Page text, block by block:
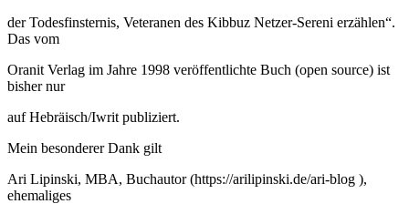
der Todesfinsternis, Veteranen des Kibbuz Netzer-Sereni erzählen“.
Das vom
Oranit Verlag im Jahre 1998 veröffentlichte Buch (open source) ist
bisher nur
auf Hebräisch/Iwrit publiziert.
Mein besonderer Dank gilt
Ari Lipinski, MBA, Buchautor (https://arilipinski.de/ari-blog ),
ehemaliges